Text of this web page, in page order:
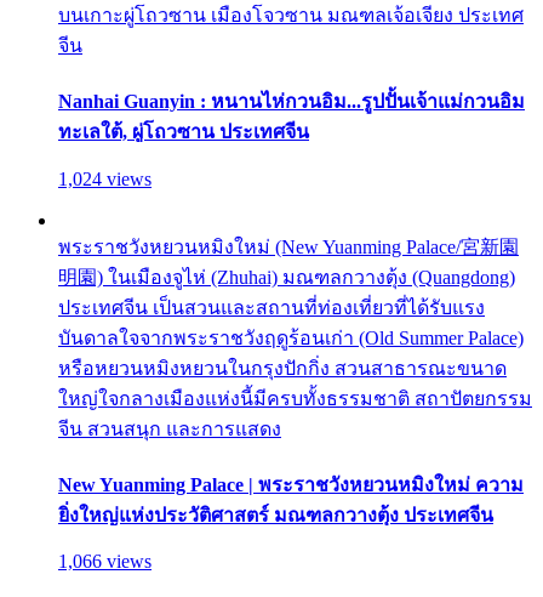
บนเกาะผู่โถวซาน เมืองโจวซาน มณฑลเจ้อเจียง ประเทศ
จีน
Nanhai Guanyin : หนานไห่กวนอิม...รูปปั้นเจ้าแม่กวนอิม
ทะเลใต้, ผู่โถวซาน ประเทศจีน
1,024 views
พระราชวังหยวนหมิงใหม่ (New Yuanming Palace/宮新園
明園) ในเมืองจูไห่ (Zhuhai) มณฑลกวางตุ้ง (Quangdong)
ประเทศจีน เป็นสวนและสถานที่ท่องเที่ยวที่ได้รับแรง
บันดาลใจจากพระราชวังฤดูร้อนเก่า (Old Summer Palace)
หรือหยวนหมิงหยวนในกรุงปักกิ่ง สวนสาธารณะขนาด
ใหญ่ใจกลางเมืองแห่งนี้มีครบทั้งธรรมชาติ สถาปัตยกรรม
จีน สวนสนุก และการแสดง
New Yuanming Palace | พระราชวังหยวนหมิงใหม่ ความ
ยิ่งใหญ่แห่งประวัติศาสตร์ มณฑลกวางตุ้ง ประเทศจีน
1,066 views